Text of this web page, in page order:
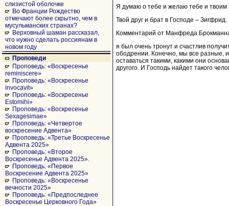
слизистой оболочке
Во Франции Рождество
отмечают более скрытно, чем в
мусульманских странах?
Верховный шаман рассказал,
что нужно сделать россиянам в
новом году
Проповеди
Проповедь: «Воскресенье
reminiscere»
Проповедь: «Воскресенье
invocavit»
Проповедь: «Воскресенье
Estomihi»
Проповедь: «Воскресенье
Sexagesimae»
Проповедь: «Четвертое
воскресение Адвента»
Проповедь: «Третье Воскресенье
Адвента 2025»
Проповедь: «Второе
Воскресенье Адвента 2025».
Проповедь: «Первое
Воскресение Адвента 2025»
Проповедь: «Воскресенье
вечности 2025»
Проповедь: «Предпоследнее
Воскресенье Церковного Года»
Я думаю о тебе и желаю тебе и
Твой друг и брат в Господе – Зигфрид.
Комментарий от Манфреда
я был очень тронут и счастлив
ободрении. Конечно, мы все разные,
оставаться такими, какими они
другого. И Господь найдет такого